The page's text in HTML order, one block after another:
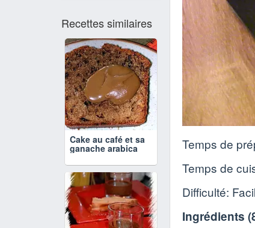
Temps de
Temps de
Difficulté:
Ingrédients (
Recettes similaires
Cake au café et sa
ganache arabica